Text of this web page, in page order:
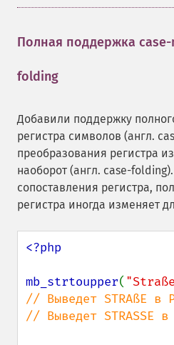
Полная поддержка
folding
Добавили поддержку
регистра символов (англ.
преобразования регистра
наоборот (англ. case-
сопоставления регистра,
регистра иногда изменяет
<?php
mb_strtoupper(
// Выведет STRAßE в
// Выведет STRASSE в